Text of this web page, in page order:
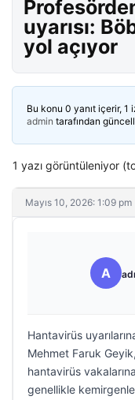
uyarısı:
yol açıyor
Bu konu 0 yanıt içerir, 1
admin tarafından
1 yazı görüntüleniyor
Mayıs 10, 2026: 1:09 pm
A
Hantavirüs
Mehmet Faruk
hantavirüs
genellikle